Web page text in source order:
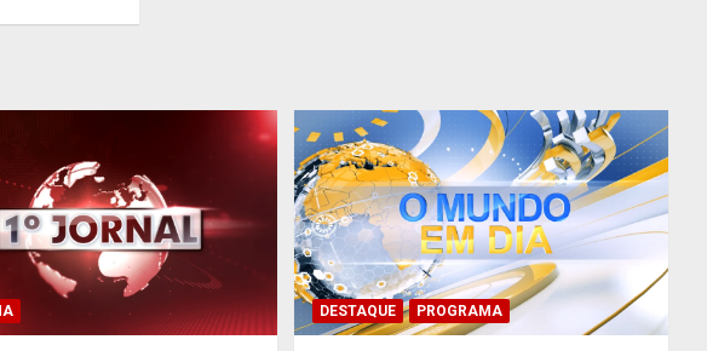
DESTAQUE PROGRAMA